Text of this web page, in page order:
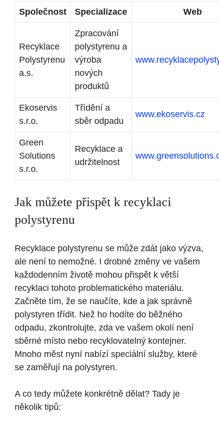
Společnost Specializace Web
Recyklace
Polystyrenu
a.s.
Zpracování
polystyrenu a
výroba
nových
produktů
Ekoservis
s.r.o.
Třídění a
sběr odpadu
www.ekoservis.cz
Green
Solutions
s.r.o.
Recyklace a
udržitelnost
Jak můžete přispět k recyklaci
polystyrenu
Recyklace polystyrenu se může zdát jako výzva,
ale není to nemožné. I drobné změny ve vašem
každodenním životě mohou přispět k větší
recyklaci tohoto problematického materiálu.
Začněte tím, že se naučíte, kde a jak správně
polystyren třídit. Než ho hodíte do běžného
odpadu, zkontrolujte, zda ve vašem okolí není
sběrné místo nebo recyklovatelný kontejner.
Mnoho měst nyní nabízí speciální služby, které
se zaměřují na polystyren.
A co tedy můžete konkrétně dělat? Tady je
několik tipů: